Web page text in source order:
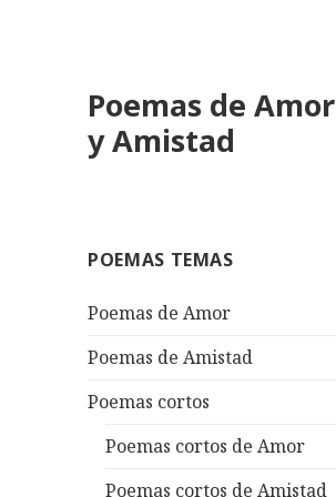
Poemas de Amor
y Amistad
POEMAS TEMAS
Poemas de Amor
Poemas de Amistad
Poemas cortos
Poemas cortos de Amor
Poemas cortos de Amistad